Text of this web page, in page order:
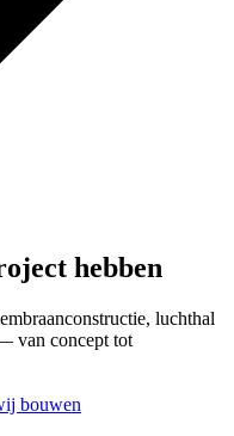
hebben
luchthal
van concept tot
bouwen